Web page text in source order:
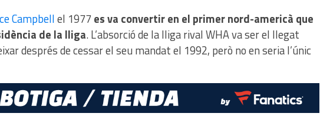
Campbellel 1977es va convertir en el primer nord-americà que
de la lliga. L’absorció de la lliga rival WHA va ser el llegat
després de cessar el seu mandat el 1992, però no en seria l’únic